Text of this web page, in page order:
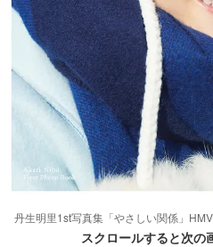
丹生明里1st写真集「やさしい関係」
スクロールすると次の